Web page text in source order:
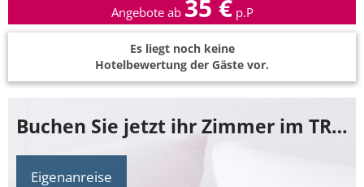
Angebote ab 35 € p.P
Es liegt noch keine
Hotelbewertung der Gäste vor.
Buchen Sie jetzt ihr Zimmer im TRYP by Wyndham Halle
Eigenanreise